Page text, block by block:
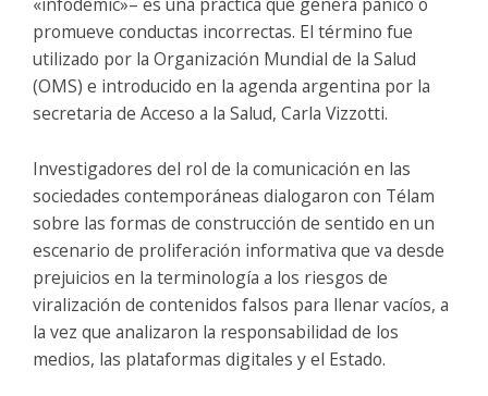
promueve conductas incorrectas. El término fue
utilizado por la Organización Mundial de la Salud
(OMS) e introducido en la agenda argentina por la
secretaria de Acceso a la Salud, Carla Vizzotti.
Investigadores del rol de la comunicación en las
sociedades contemporáneas dialogaron con Télam
sobre las formas de construcción de sentido en un
escenario de proliferación informativa que va desde
prejuicios en la terminología a los riesgos de
viralización de contenidos falsos para llenar vacíos, a
la vez que analizaron la responsabilidad de los
medios, las plataformas digitales y el Estado.